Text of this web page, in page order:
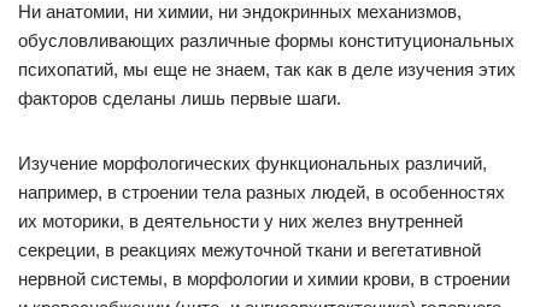
Ни анатомии, ни химии, ни эндокринных механизмов,
обусловливающих различные формы конституциональных
психопатий, мы еще не знаем, так как в деле изучения этих
факторов сделаны лишь первые шаги.
Изучение морфологических функциональных различий,
например, в строении тела разных людей, в особенностях
их моторики, в деятельности у них желез внутренней
секреции, в реакциях межуточной ткани и вегетативной
нервной системы, в морфологии и химии крови, в строении